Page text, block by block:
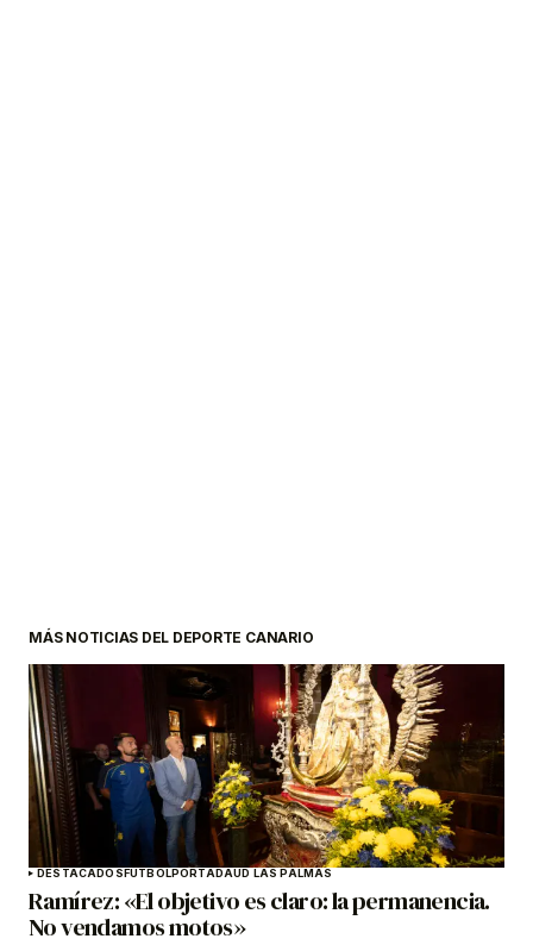
MÁS NOTICIAS DEL DEPORTE CANARIO
DESTACADOSFÚTBOLPORTADAUD LAS PALMAS
Ramírez: «El objetivo es claro: la permanencia.
No vendamos motos»